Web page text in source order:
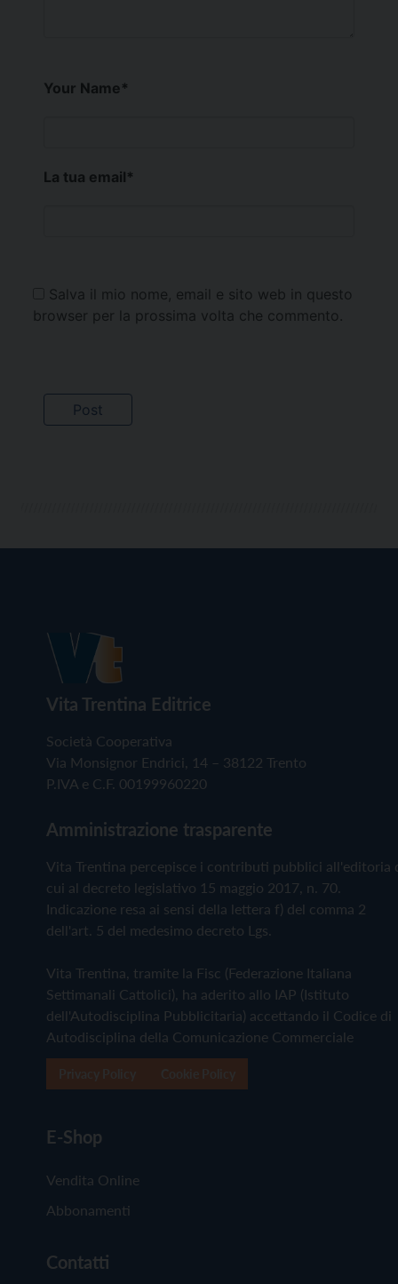
Your Name*
La tua email*
Salva il mio nome, email e sito web in questo
browser per la prossima volta che commento.
Vita Trentina Editrice
Società Cooperativa
Via Monsignor Endrici, 14 – 38122 Trento
P.IVA e C.F. 00199960220
Amministrazione trasparente
Vita Trentina percepisce i contributi pubblici all'editoria
cui al decreto legislativo 15 maggio 2017, n. 70.
Indicazione resa ai sensi della lettera f) del comma 2
dell'art. 5 del medesimo decreto Lgs.
Vita Trentina, tramite la Fisc (Federazione Italiana
Settimanali Cattolici), ha aderito allo IAP (Istituto
dell'Autodisciplina Pubblicitaria) accettando il Codice di
Autodisciplina della Comunicazione Commerciale
E-Shop
Vendita Online
Abbonamenti
Contatti